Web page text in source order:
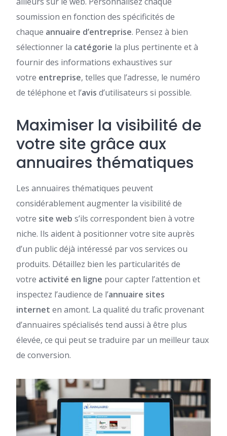
soumission en fonction des spécificités de
chaque annuaire d’entreprise. Pensez à bien
sélectionner la catégorie la plus pertinente et à
fournir des informations exhaustives sur
votre entreprise, telles que l’adresse, le numéro
de téléphone et l’avis d’utilisateurs si possible.
Maximiser la visibilité de
votre site grâce aux
annuaires thématiques
Les annuaires thématiques peuvent
considérablement augmenter la visibilité de
votre site web s’ils correspondent bien à votre
niche. Ils aident à positionner votre site auprès
d’un public déjà intéressé par vos services ou
produits. Détaillez bien les particularités de
votre activité en ligne pour capter l’attention et
inspectez l’audience de l’annuaire sites
internet en amont. La qualité du trafic provenant
d’annuaires spécialisés tend aussi à être plus
élevée, ce qui peut se traduire par un meilleur taux
de conversion.